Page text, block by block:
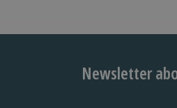
Newsletter